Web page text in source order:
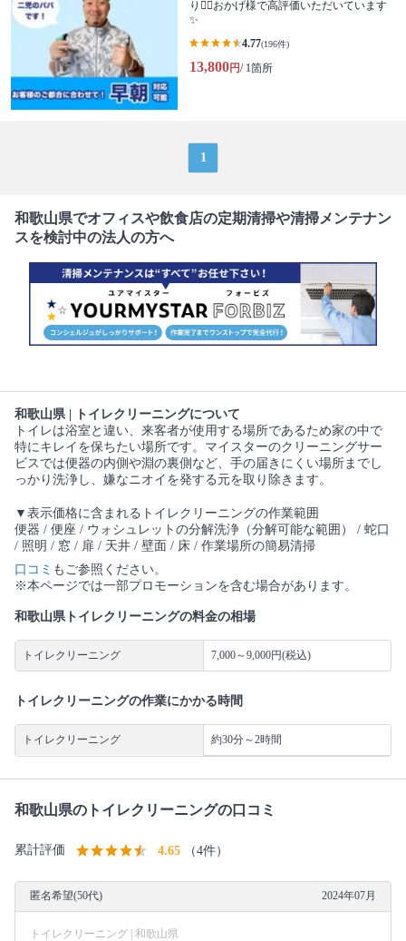
り🙆‍♂️おかげ様で高評価いただいています
✨
4.77(196件)
13,800円/ 1箇所
1
和歌山県でオフィスや飲食店の定期清掃や清掃メンテナン
スを検討中の法人の方へ
和歌山県 | トイレクリーニングについて
トイレは浴室と違い、来客者が使用する場所であるため家の中で
特にキレイを保ちたい場所です。マイスターのクリーニングサー
ビスでは便器の内側や淵の裏側など、手の届きにくい場所までし
っかり洗浄し、嫌なニオイを発する元を取り除きます。
▼表示価格に含まれるトイレクリーニングの作業範囲
便器 / 便座 / ウォシュレットの分解洗浄（分解可能な範囲） / 蛇口
/ 照明 / 窓 / 扉 / 天井 / 壁面 / 床 / 作業場所の簡易清掃
口コミ もご参照ください。
※本ページでは一部プロモーションを含む場合があります。
和歌山県トイレクリーニングの料金の相場
トイレクリーニング 7,000～9,000円(税込)
トイレクリーニングの作業にかかる時間
トイレクリーニング 約30分～2時間
和歌山県のトイレクリーニングの口コミ
累計評価 4.65 （4件）
匿名希望(50代) 2024年07月
トイレクリーニング | 和歌山県